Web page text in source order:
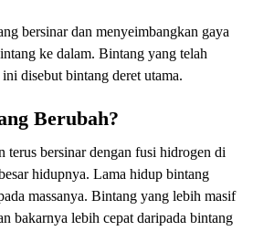
bersinar dan menyeimbangkan gaya
ke dalam. Bintang yang telah
disebut bintang deret utama.
Berubah?
terus bersinar dengan fusi hidrogen di
hidupnya. Lama hidup bintang
massanya. Bintang yang lebih masif
bakarnya lebih cepat daripada bintang